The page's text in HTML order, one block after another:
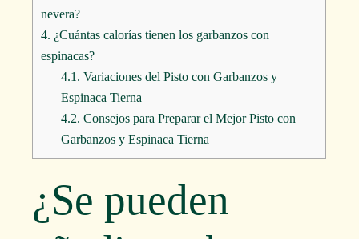
nevera?
4. ¿Cuántas calorías tienen los garbanzos con
espinacas?
4.1. Variaciones del Pisto con Garbanzos y
Espinaca Tierna
4.2. Consejos para Preparar el Mejor Pisto con
Garbanzos y Espinaca Tierna
¿Se pueden